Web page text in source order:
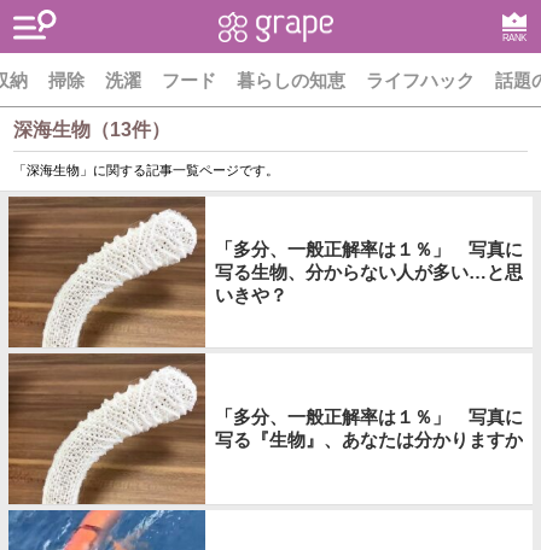
RANK
納 掃除 洗濯 フード 暮らしの知恵 ライフハック 話題
深海生物（13件）
「深海生物」に関する記事一覧ページです。
「多分、一般正解率は１％」 写真に
写る生物、分からない人が多い…と思
いきや？
「多分、一般正解率は１％」 写真に
写る『生物』、あなたは分かりますか